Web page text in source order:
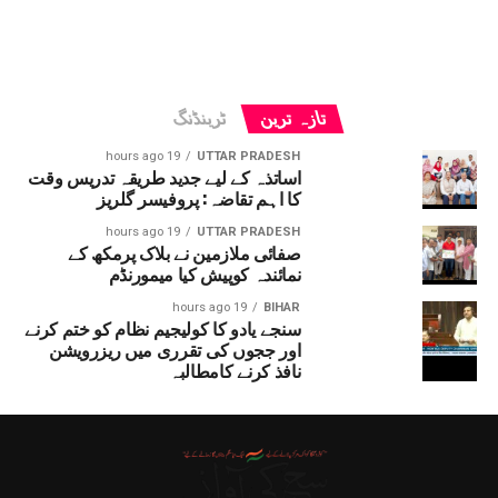
تازہ ترین ٹرینڈنگ
UTTAR PRADESH
19 hours ago
اساتذہ کے لیے جدید طریقہ تدریس وقت
کا اہم تقاضہ: پروفیسر گلریز
UTTAR PRADESH
19 hours ago
صفائی ملازمین نے بلاک پرمکھ کے
نمائندہ کوپیش کیا میمورنڈم
BIHAR
19 hours ago
سنجے یادو کا کولیجیم نظام کو ختم کرنے
اور ججوں کی تقرری میں ریزرویشن
نافذ کرنے کامطالبہ